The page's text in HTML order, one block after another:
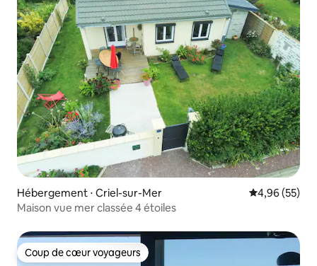
Hébergement ⋅ Criel-sur-Mer Évaluation
4,96 (55)
Maison vue mer classée 4 étoiles
Coup de cœur voyageurs
Coup de cœur voyageurs